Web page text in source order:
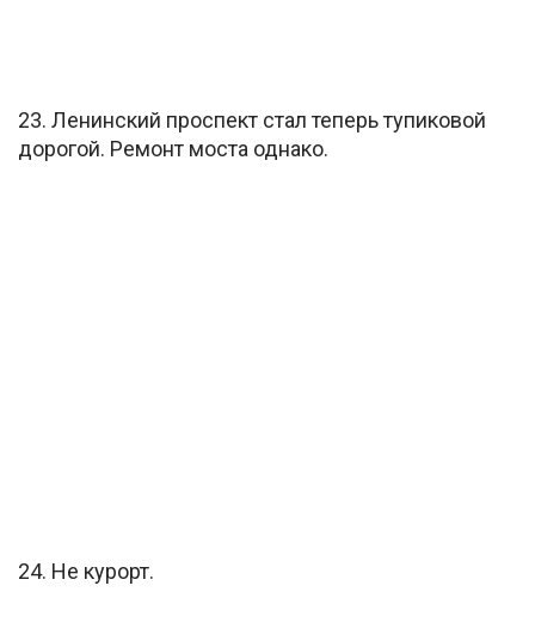
23. Ленинский проспект стал теперь тупиковой
дорогой. Ремонт моста однако.
24. Не курорт.